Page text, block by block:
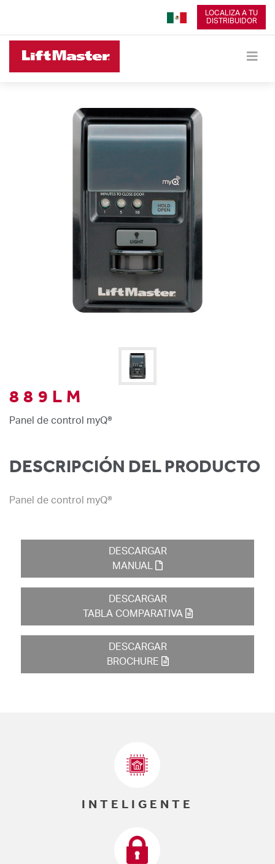
LOCALIZA A TU
DISTRIBUIDOR
889LM
Panel de control myQ®
DESCRIPCIÓN DEL PRODUCTO
Panel de control myQ®
DESCARGAR
MANUAL
DESCARGAR
TABLA COMPARATIVA
DESCARGAR
BROCHURE
INTELIGENTE